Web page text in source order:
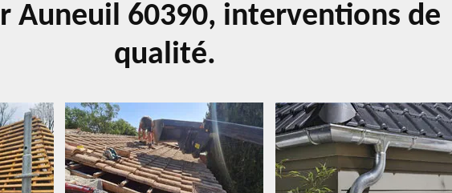
Auneuil 60390, interventions de
qualité.